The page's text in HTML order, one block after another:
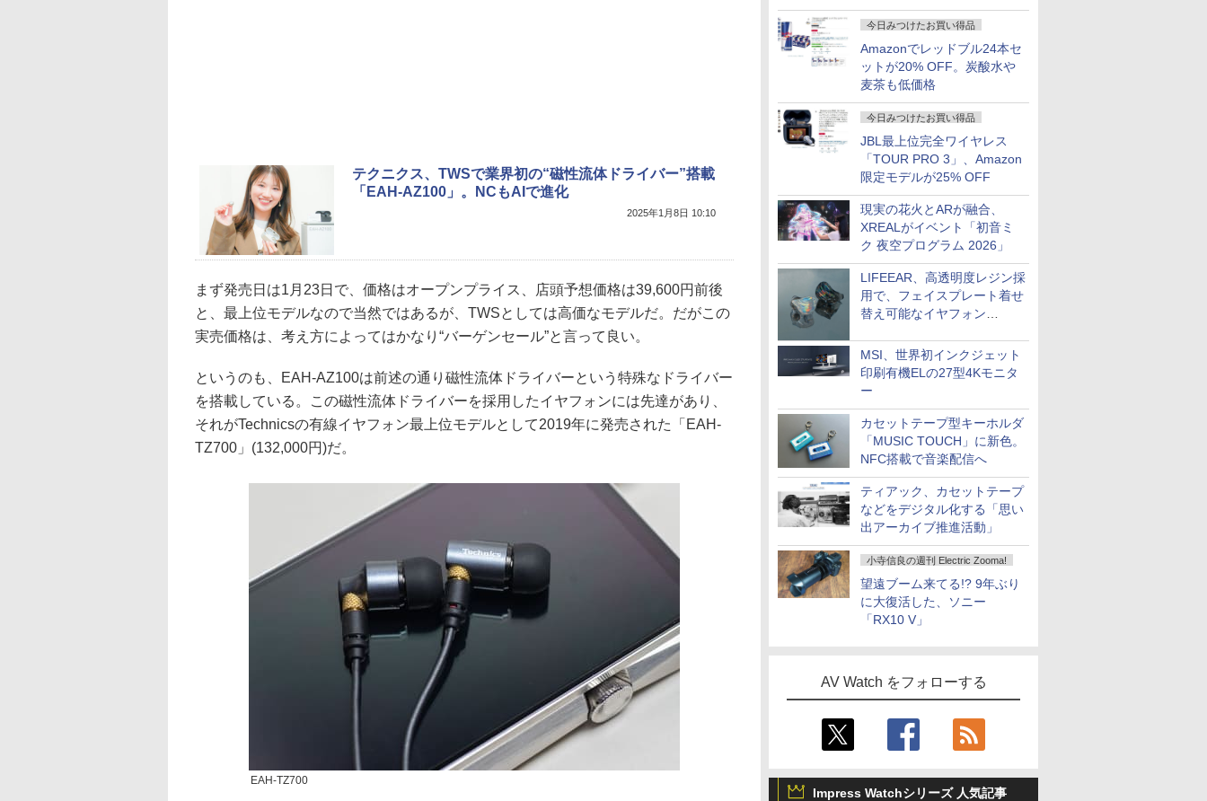
今日みつけたお買い得品
Amazonでレッドブル24本セ
ットが20% OFF。炭酸水や
麦茶も低価格
今日みつけたお買い得品
JBL最上位完全ワイヤレス
「TOUR PRO 3」、Amazon
限定モデルが25% OFF
現実の花火とARが融合、
XREALがイベント「初音ミ
ク 夜空プログラム 2026」
LIFEEAR、高透明度レジン採
用で、フェイスプレート着せ
替え可能なイヤフォン
MSI、世界初インクジェット
印刷有機ELの27型4Kモニタ
ー
カセットテープ型キーホルダ
「MUSIC TOUCH」に新色。
NFC搭載で音楽配信へ
ティアック、カセットテープ
などをデジタル化する「思い
出アーカイブ推進活動」
小寺信良の週刊 Electric Zooma!
望遠ブーム来てる!? 9年ぶり
に大復活した、ソニー
「RX10 V」
AV Watch をフォローする
Impress Watchシリーズ 人気記事
テクニクス、TWSで業界初の“磁性流体ドライバー”搭載
「EAH-AZ100」。NCもAIで進化
2025年1月8日 10:10
まず発売日は1月23日で、価格はオープンプライス、店頭予想価格は39,600円前後
と、最上位モデルなので当然ではあるが、TWSとしては高価なモデルだ。だがこの
実売価格は、考え方によってはかなり“バーゲンセール”と言って良い。
というのも、EAH-AZ100は前述の通り磁性流体ドライバーという特殊なドライバー
を搭載している。この磁性流体ドライバーを採用したイヤフォンには先達があり、
それがTechnicsの有線イヤフォン最上位モデルとして2019年に発売された「EAH-
TZ700」(132,000円)だ。
EAH-TZ700